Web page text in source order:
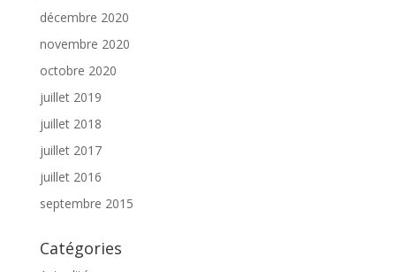
décembre 2020
novembre 2020
octobre 2020
juillet 2019
juillet 2018
juillet 2017
juillet 2016
septembre 2015
Catégories